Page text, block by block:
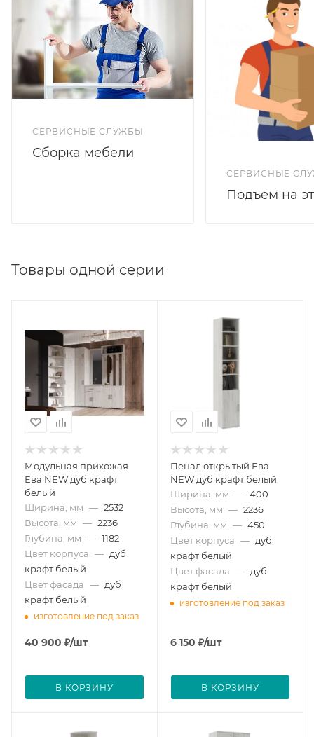
СЕРВИСНЫЕ СЛУЖБЫ
Сборка мебели
СЕРВИСНЫЕ
Подъем на
Товары одной серии
Модульная прихожая
Ева NEW дуб крафт
белый
Ширина, мм — 2532
Высота, мм — 2236
Глубина, мм — 1182
Цвет корпуса — дуб
крафт белый
Цвет фасада — дуб
крафт белый
изготовление под заказ
40 900 ₽/шт
В КОРЗИНУ
Пенал открытый Ева
NEW дуб крафт белый
Ширина, мм — 400
Высота, мм — 2236
Глубина, мм — 450
Цвет корпуса — дуб
крафт белый
Цвет фасада — дуб
крафт белый
изготовление под заказ
6 150 ₽/шт
В КОРЗИНУ